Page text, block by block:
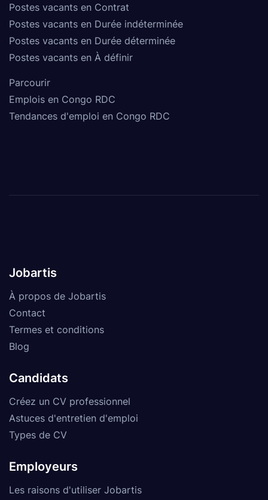
Postes vacants en Contrat
Postes vacants en Durée indéterminée
Postes vacants en Durée déterminée
Postes vacants en À définir
Parcourir
Emplois en Congo RDC
Tendances d'emploi en Congo RDC
Jobartis
À propos de Jobartis
Contact
Termes et conditions
Blog
Candidats
Créez un CV professionnel
Astuces d'entretien d'emploi
Types de CV
Employeurs
Les raisons d'utiliser Jobartis